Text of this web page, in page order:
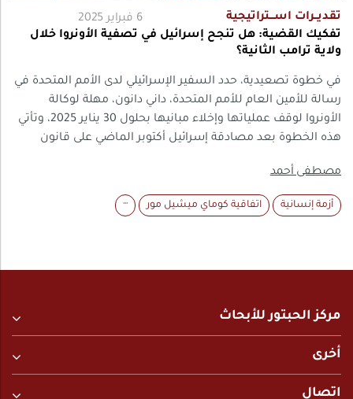
تقديــرات اســـتراتيجية
6 فبراير 2025
تفكيك القضية: هل تنجح إسرائيل في تصفية الأونروا خلال
ولاية ترامب الثانية؟
في خطوة تصعيدية، حدد السفير الإسرائيلي لدى الأمم المتحدة في
رسالة للأمين العام للأمم المتحدة، داني دانون، مهلة لوكالة
الأونروا لوقف عملياتها وإخلاء مبانيها بحلول 30 يناير 2025، وتأتي
هذه الخطوة بعد مصادقة إسرائيل أكتوبر الماضي على قانون
الشرقية المحتلة، على خلفية اتهام إسرائيل للأونروا بأنها مخترقة
من قبل حركة حماس، مدعية مشاركة بعض موظفيها في
هجمات 7 أكتوبر 2023. يستكشف هذا التقدير العلاقة المعقدة
الأخيرة بشأن تهجير سكان قطاع غزة، وتداعيات هذا الحظر.
مصطفى أحمد
أزمة إنسانية اتفاقية كوماي ميشيل مور ···
مركز الحبتور للأبحاث
أخرى
اتصال